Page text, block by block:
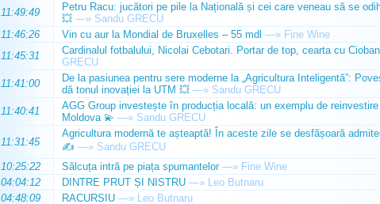
11:49:49
Petru Racu: jucători pe pile la Națională și cei care veneau să se
💥 —» Sandu GRECU
11:46:26
Vin cu aur la Mondial de Bruxelles – 55 mdl —» Fine Wine
11:45:31
Cardinalul fotbalului, Nicolai Cebotari. Portar de top, cearta cu
GRECU
11:41:00
De la pasiunea pentru sere moderne la „Agricultura Inteligentă”:
dă tonul inovației la UTM 💥 —» Sandu GRECU
11:40:41
AGG Group investește în producția locală: un exemplu de
Moldova 💫 —» Sandu GRECU
11:31:45
Agricultura modernă te așteaptă! În aceste zile se desfășoară
✍️ —» Sandu GRECU
10:25:22
Sălcuța intră pe piața spumantelor —» Fine Wine
04:04:12
DINTRE PRUT ȘI NISTRU —» Leo Butnaru
04:48:09
RACURSIU —» Leo Butnaru